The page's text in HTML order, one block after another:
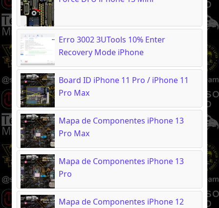
Erro 3002 3UTools 10% Enter
Recovery Mode iPhone
Board ID iPhone 11 Pro / iPhone 11
Pro Max
Mapa de Componentes iPhone 13
Pro Max
Mapa de Componentes iPhone 13
Pro
Mapa de Componentes iPhone 12